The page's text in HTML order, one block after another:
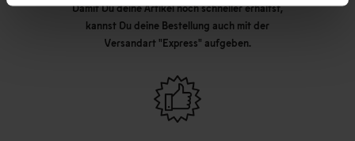
Damit Du deine Artikel noch schneller erhältst,
kannst Du deine Bestellung auch mit der
Versandart "Express" aufgeben.